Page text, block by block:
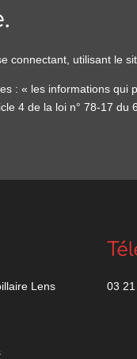
connectant, utilisant le
: « les informations qui
4 de la loi n° 78-17 du
Lens
03 21